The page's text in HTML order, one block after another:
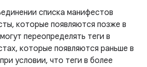
списка манифестов
которые появляются позже в
переопределять теги в
которые появляются раньше в
условии, что теги в более